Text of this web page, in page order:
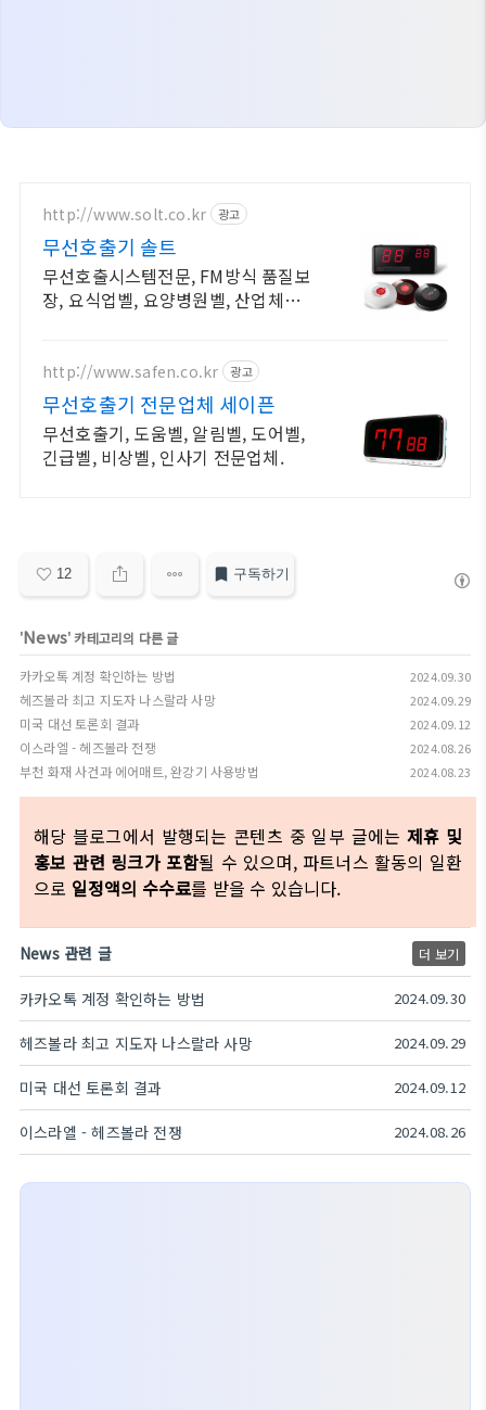
http://www.solt.co.kr 광고
무선호출기 솔트
무선호출시스템전문, FM방식 품질보
장, 요식업벨, 요양병원벨, 산업체벨,
http://www.safen.co.kr 광고
무선호출기 전문업체 세이픈
무선호출기, 도움벨, 알림벨, 도어벨,
긴급벨, 비상벨, 인사기 전문업체.
12 구독하기
'News' 카테고리의 다른 글
카카오톡 계정 확인하는 방법 2024.09.30
헤즈볼라 최고 지도자 나스랄라 사망 2024.09.29
미국 대선 토론회 결과 2024.09.12
이스라엘 - 헤즈볼라 전쟁 2024.08.26
부천 화재 사건과 에어매트, 완강기 사용방법 2024.08.23
해당 블로그에서 발행되는 콘텐츠 중 일부 글에는 제휴 및
홍보 관련 링크가 포함될 수 있으며, 파트너스 활동의 일환
으로 일정액의 수수료를 받을 수 있습니다.
News 관련 글 더 보기
카카오톡 계정 확인하는 방법 2024.09.30
헤즈볼라 최고 지도자 나스랄라 사망 2024.09.29
미국 대선 토론회 결과 2024.09.12
이스라엘 - 헤즈볼라 전쟁 2024.08.26